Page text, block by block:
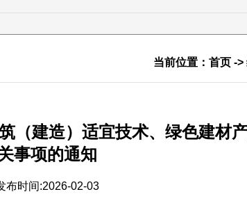
当前位置： 首页 ->
（建造）适宜技术、绿色建材
事项的通知
布时间:2026-02-03